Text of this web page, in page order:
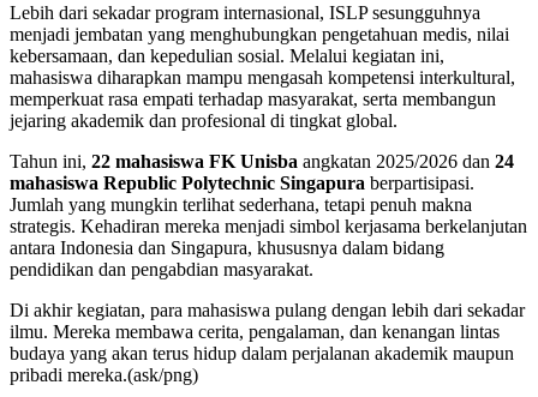
Lebih dari sekadar program internasional, ISLP sesungguhnya
menjadi jembatan yang menghubungkan pengetahuan medis, nilai
kebersamaan, dan kepedulian sosial. Melalui kegiatan ini,
mahasiswa diharapkan mampu mengasah kompetensi interkultural,
memperkuat rasa empati terhadap masyarakat, serta membangun
jejaring akademik dan profesional di tingkat global.
Tahun ini, 22 mahasiswa FK Unisba angkatan 2025/2026 dan 24
mahasiswa Republic Polytechnic Singapura berpartisipasi.
Jumlah yang mungkin terlihat sederhana, tetapi penuh makna
strategis. Kehadiran mereka menjadi simbol kerjasama berkelanjutan
antara Indonesia dan Singapura, khususnya dalam bidang
pendidikan dan pengabdian masyarakat.
Di akhir kegiatan, para mahasiswa pulang dengan lebih dari sekadar
ilmu. Mereka membawa cerita, pengalaman, dan kenangan lintas
budaya yang akan terus hidup dalam perjalanan akademik maupun
pribadi mereka.(ask/png)